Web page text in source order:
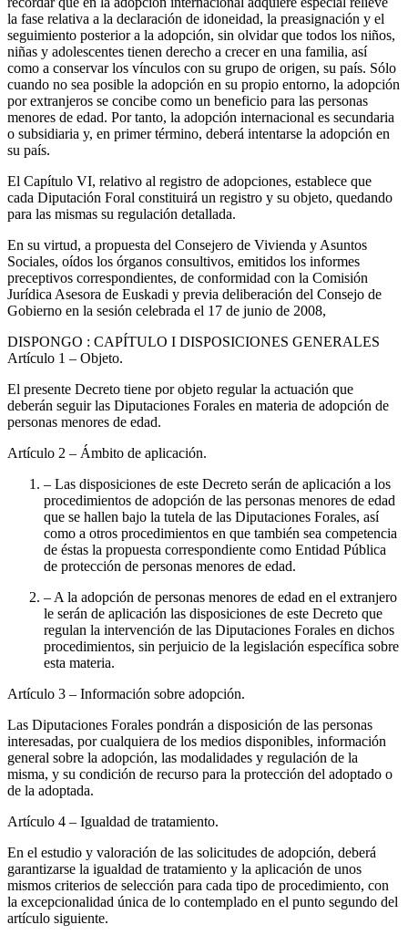
la fase relativa a la declaración de idoneidad, la preasignación y el
seguimiento posterior a la adopción, sin olvidar que todos los niños,
niñas y adolescentes tienen derecho a crecer en una familia, así
como a conservar los vínculos con su grupo de origen, su país. Sólo
cuando no sea posible la adopción en su propio entorno, la adopción
por extranjeros se concibe como un beneficio para las personas
menores de edad. Por tanto, la adopción internacional es secundaria
o subsidiaria y, en primer término, deberá intentarse la adopción en
su país.
El Capítulo VI, relativo al registro de adopciones, establece que
cada Diputación Foral constituirá un registro y su objeto, quedando
para las mismas su regulación detallada.
En su virtud, a propuesta del Consejero de Vivienda y Asuntos
Sociales, oídos los órganos consultivos, emitidos los informes
preceptivos correspondientes, de conformidad con la Comisión
Jurídica Asesora de Euskadi y previa deliberación del Consejo de
Gobierno en la sesión celebrada el 17 de junio de 2008,
DISPONGO : CAPÍTULO I DISPOSICIONES GENERALES
Artículo 1 – Objeto.
El presente Decreto tiene por objeto regular la actuación que
deberán seguir las Diputaciones Forales en materia de adopción de
personas menores de edad.
Artículo 2 – Ámbito de aplicación.
– Las disposiciones de este Decreto serán de aplicación a los
procedimientos de adopción de las personas menores de edad
que se hallen bajo la tutela de las Diputaciones Forales, así
como a otros procedimientos en que también sea competencia
de éstas la propuesta correspondiente como Entidad Pública
de protección de personas menores de edad.
– A la adopción de personas menores de edad en el extranjero
le serán de aplicación las disposiciones de este Decreto que
regulan la intervención de las Diputaciones Forales en dichos
procedimientos, sin perjuicio de la legislación específica sobre
esta materia.
Artículo 3 – Información sobre adopción.
Las Diputaciones Forales pondrán a disposición de las personas
interesadas, por cualquiera de los medios disponibles, información
general sobre la adopción, las modalidades y regulación de la
misma, y su condición de recurso para la protección del adoptado o
de la adoptada.
Artículo 4 – Igualdad de tratamiento.
En el estudio y valoración de las solicitudes de adopción, deberá
garantizarse la igualdad de tratamiento y la aplicación de unos
mismos criterios de selección para cada tipo de procedimiento, con
la excepcionalidad única de lo contemplado en el punto segundo del
artículo siguiente.